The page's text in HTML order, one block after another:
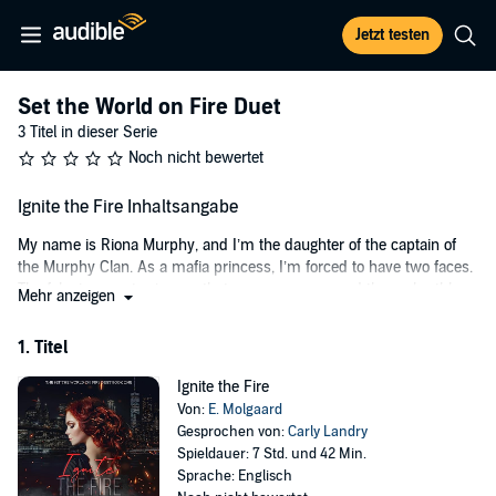
Jetzt testen
Set the World on Fire Duet
3 Titel in dieser Serie
Noch nicht bewertet
Ignite the Fire Inhaltsangabe
My name is Riona Murphy, and I’m the daughter of the captain of
the Murphy Clan. As a mafia princess, I’m forced to have two faces.
The fake innocent princess that everyone sees, and the real ruthless
At least that’s the case until my best friend, Aisling, is taken. Now,
stop me from tearing this city apart to find her.
My only problem, or should I say three problems, are the gorgeous
Italians that have sworn to help me find her. With each day I spend
with them, I find myself being pulled in by Enzo’s sweet charm,
Mehr anzeigen
1. Titel
Ignite the Fire
Von: E. Molgaard
Gesprochen von:Carly Landry
Spieldauer: 7 Std. und 42 Min.
Sprache: Englisch